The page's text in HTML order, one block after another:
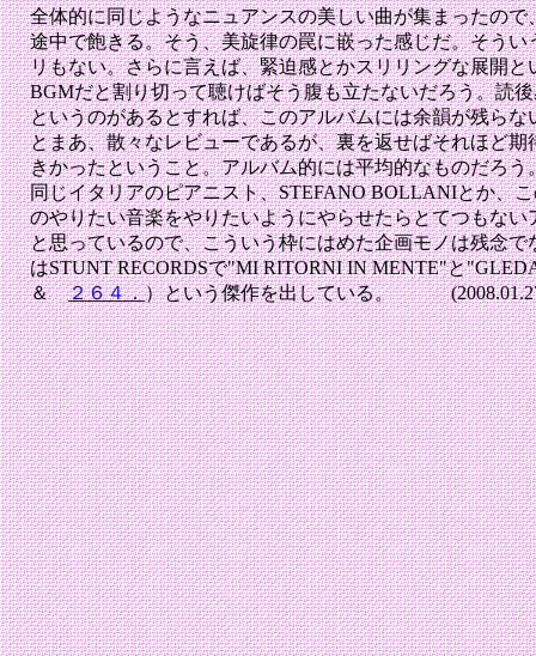
全体的に同じようなニュアンスの美しい曲が集まったので
途中で飽きる。そう、美旋律の罠に嵌った感じだ。そう
リもない。さらに言えば、緊迫感とかスリリングな展開と
BGMだと割り切って聴けばそう腹も立たないだろう。読
というのがあるとすれば、このアルバムには余韻が残らな
とまあ、散々なレビューであるが、裏を返せばそれほど
きかったということ。アルバム的には平均的なものだろう
同じイタリアのピアニスト、STEFANO BOLLANIとか、
のやりたい音楽をやりたいようにやらせたらとてつもな
と思っているので、こういう枠にはめた企画モノは残念
はSTUNT RECORDSで"MI RITORNI IN MENTE"と
＆２６４．）という傑作を出している。